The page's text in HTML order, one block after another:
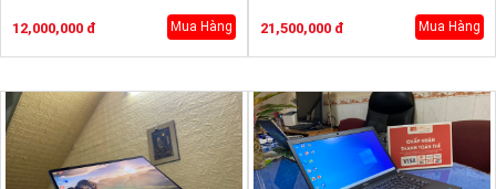
12,000,000 đ Mua Hàng 21,500,000 đ Mua Hàng